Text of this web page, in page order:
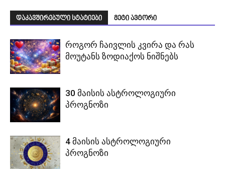
დაკავშირებული სტატიები მეტი ავტორი
როგორ ჩაივლის კვირა და რას
მოუტანს ზოდიაქოს ნიშნებს
30 მაისის ასტროლოგიური
პროგნოზი
4 მაისის ასტროლოგიური
პროგნოზი